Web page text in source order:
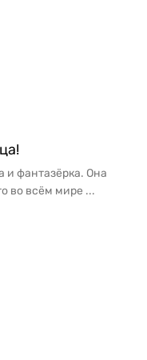
фантазёрка. Она
во всём мире ...